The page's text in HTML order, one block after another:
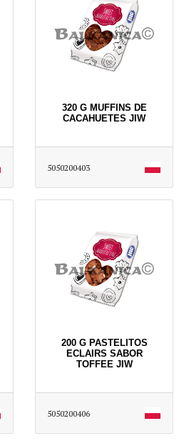
320 G MUFFINS DE
CACAHUETES JIW
5050200403
200 G PASTELITOS
ECLAIRS SABOR
TOFFEE JIW
5050200406